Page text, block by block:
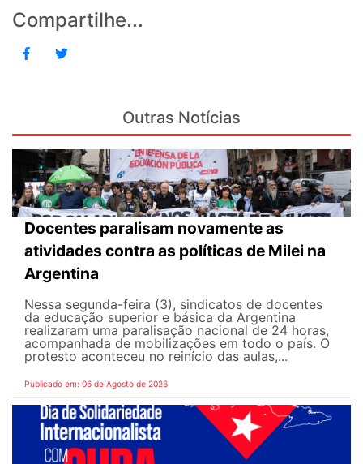
Compartilhe...
Outras Notícias
Docentes paralisam novamente as
atividades contra as políticas de Milei na
Argentina
Nessa segunda-feira (3), sindicatos de docentes
da educação superior e básica da Argentina
realizaram uma paralisação nacional de 24 horas,
acompanhada de mobilizações em todo o país. O
protesto aconteceu no reinício das aulas,...
Publicado em: 06 de Agosto de 2026